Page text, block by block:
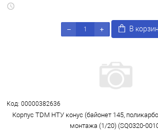
В
Код: 00000382636
Корпус TDM НТУ конус (байонет 145,
монтажа (1/20) (SQ0320-